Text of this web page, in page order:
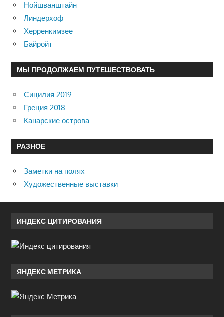
Нойшванштайн
Линдерхоф
Херренкимзее
Байройт
МЫ ПРОДОЛЖАЕМ ПУТЕШЕСТВОВАТЬ
Сицилия 2019
Греция 2018
Канарские острова
РАЗНОЕ
Заметки на полях
Художественные выставки
ИНДЕКС ЦИТИРОВАНИЯ
ЯНДЕКС.МЕТРИКА